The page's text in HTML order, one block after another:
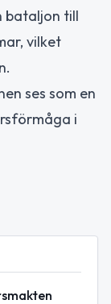
bataljon till
vilket
ses som en
i